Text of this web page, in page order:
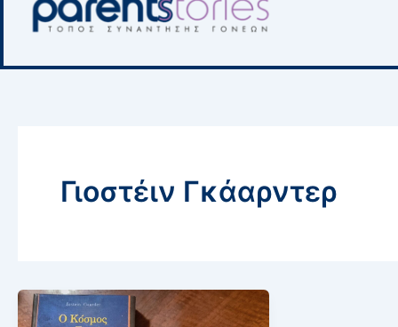
Γιοστέιν Γκάαρντερ